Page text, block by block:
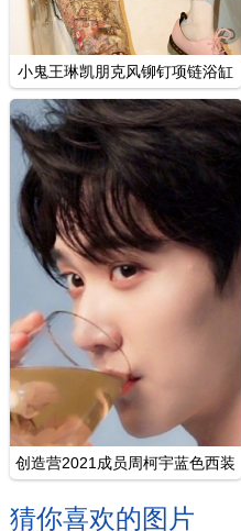
小鬼王琳凯朋克风铆钉项链浴缸
混搭时尚图片
创造营2021成员周柯宇蓝色西装
猜你喜欢的图片